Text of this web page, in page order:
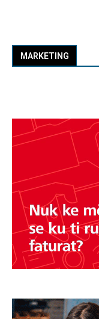
MARKETING